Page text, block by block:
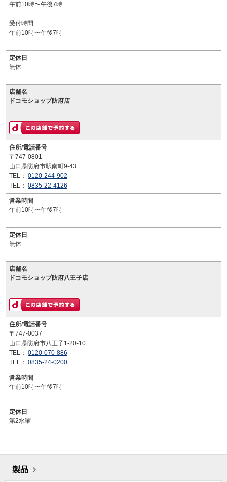
午前10時〜午後7時
受付時間
午前10時〜午後7時
定休日
無休
店舗名
ドコモショップ防府店
住所/電話番号
〒747-0801
山口県防府市駅南町9-43
TEL： 0120-244-902
TEL： 0835-22-4126
営業時間
午前10時〜午後7時
定休日
無休
店舗名
ドコモショップ防府八王子店
住所/電話番号
〒747-0037
山口県防府市八王子1-20-10
TEL： 0120-070-886
TEL： 0835-24-0200
営業時間
午前10時〜午後7時
定休日
第2水曜
製品